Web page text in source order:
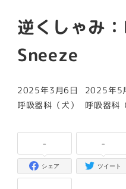
逆くしゃみ
Sneeze
投稿日
2025年3月6日
更新日
2025年5
カテゴリー
呼吸器科（犬） カテゴリ
呼吸器科
-
シェア
-
ツイート